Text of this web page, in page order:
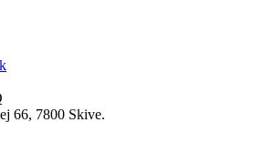
66, 7800 Skive.